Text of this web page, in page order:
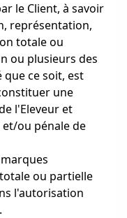
le Client, à savoir
représentation,
totale ou
ou plusieurs des
que ce soit, est
une
l'Eleveur et
ou pénale de
ou partielle
l'autorisation